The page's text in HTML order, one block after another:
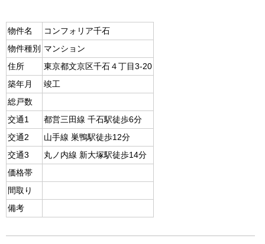
物件名
コンフォリア千石
物件種別 マンション
住所
東京都文京区千石４丁目3-20
築年月
竣工
総戸数
交通1
都営三田線 千石駅徒歩6分
交通2
山手線 巣鴨駅徒歩12分
交通3
丸ノ内線 新大塚駅徒歩14分
価格帯
間取り
備考